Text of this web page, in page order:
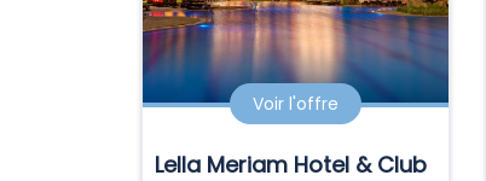
Voir l'offre
Lella Meriam Hotel & Club